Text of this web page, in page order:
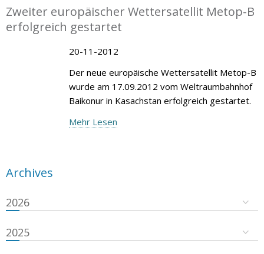
Zweiter europäischer Wettersatellit Metop-B
erfolgreich gestartet
20-11-2012
Der neue europäische Wettersatellit Metop-B
wurde am 17.09.2012 vom Weltraumbahnhof
Baikonur in Kasachstan erfolgreich gestartet.
Mehr Lesen
Archives
2026
2025